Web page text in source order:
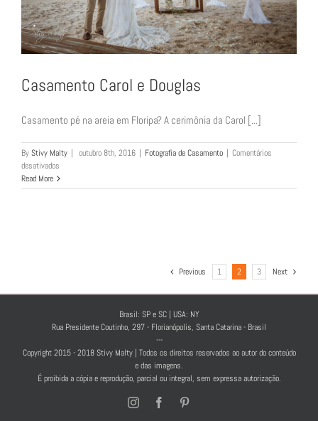
Casamento Carol e Douglas
Casamento pé na areia em Floripa? A cerimônia da Carol [...]
ByStivy Malty | outubro 8th, 2016 | Fotografia de Casamento | Comentários
desativados
Casamento
Carol
Read More
Previous 1 2 3 Next
Brasil: SP e SC | USA: NY
Rua Presidente Coutinho, 297 - Florianópolis, Santa Catarina - Brasil
---
Copyright 2015 - 2018 Stivy Malty | Todos os direitos reservados ao autor do conteúdo
e das imagens.
É proibida a cópia e reprodução, parcial ou integral, sem expressa autorização.
InstagramFacebook